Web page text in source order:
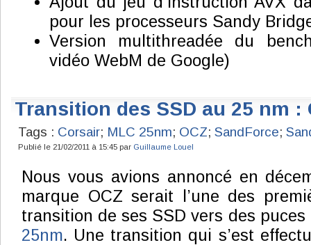
pour les processeurs Sandy
Version multithreadée du
vidéo WebM de Google)
Transition des SSD au 25 nm :
Tags : Corsair; MLC 25nm; OCZ; SandForce;
Publié le 21/02/2011 à 15:45 par Guillaume Louel
Nous vous avions annoncé en
marque OCZ serait l’une des
transition de ses SSD vers des
25nm. Une transition qui s’est